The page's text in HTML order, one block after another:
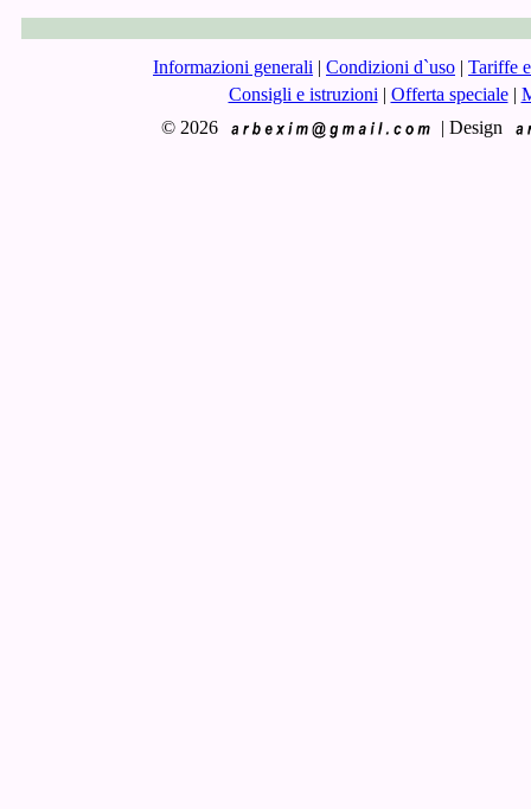
Informazioni generali | Condizioni d`uso | Tariffe
Consigli e istruzioni | Offerta speciale |
© 2026
| Design